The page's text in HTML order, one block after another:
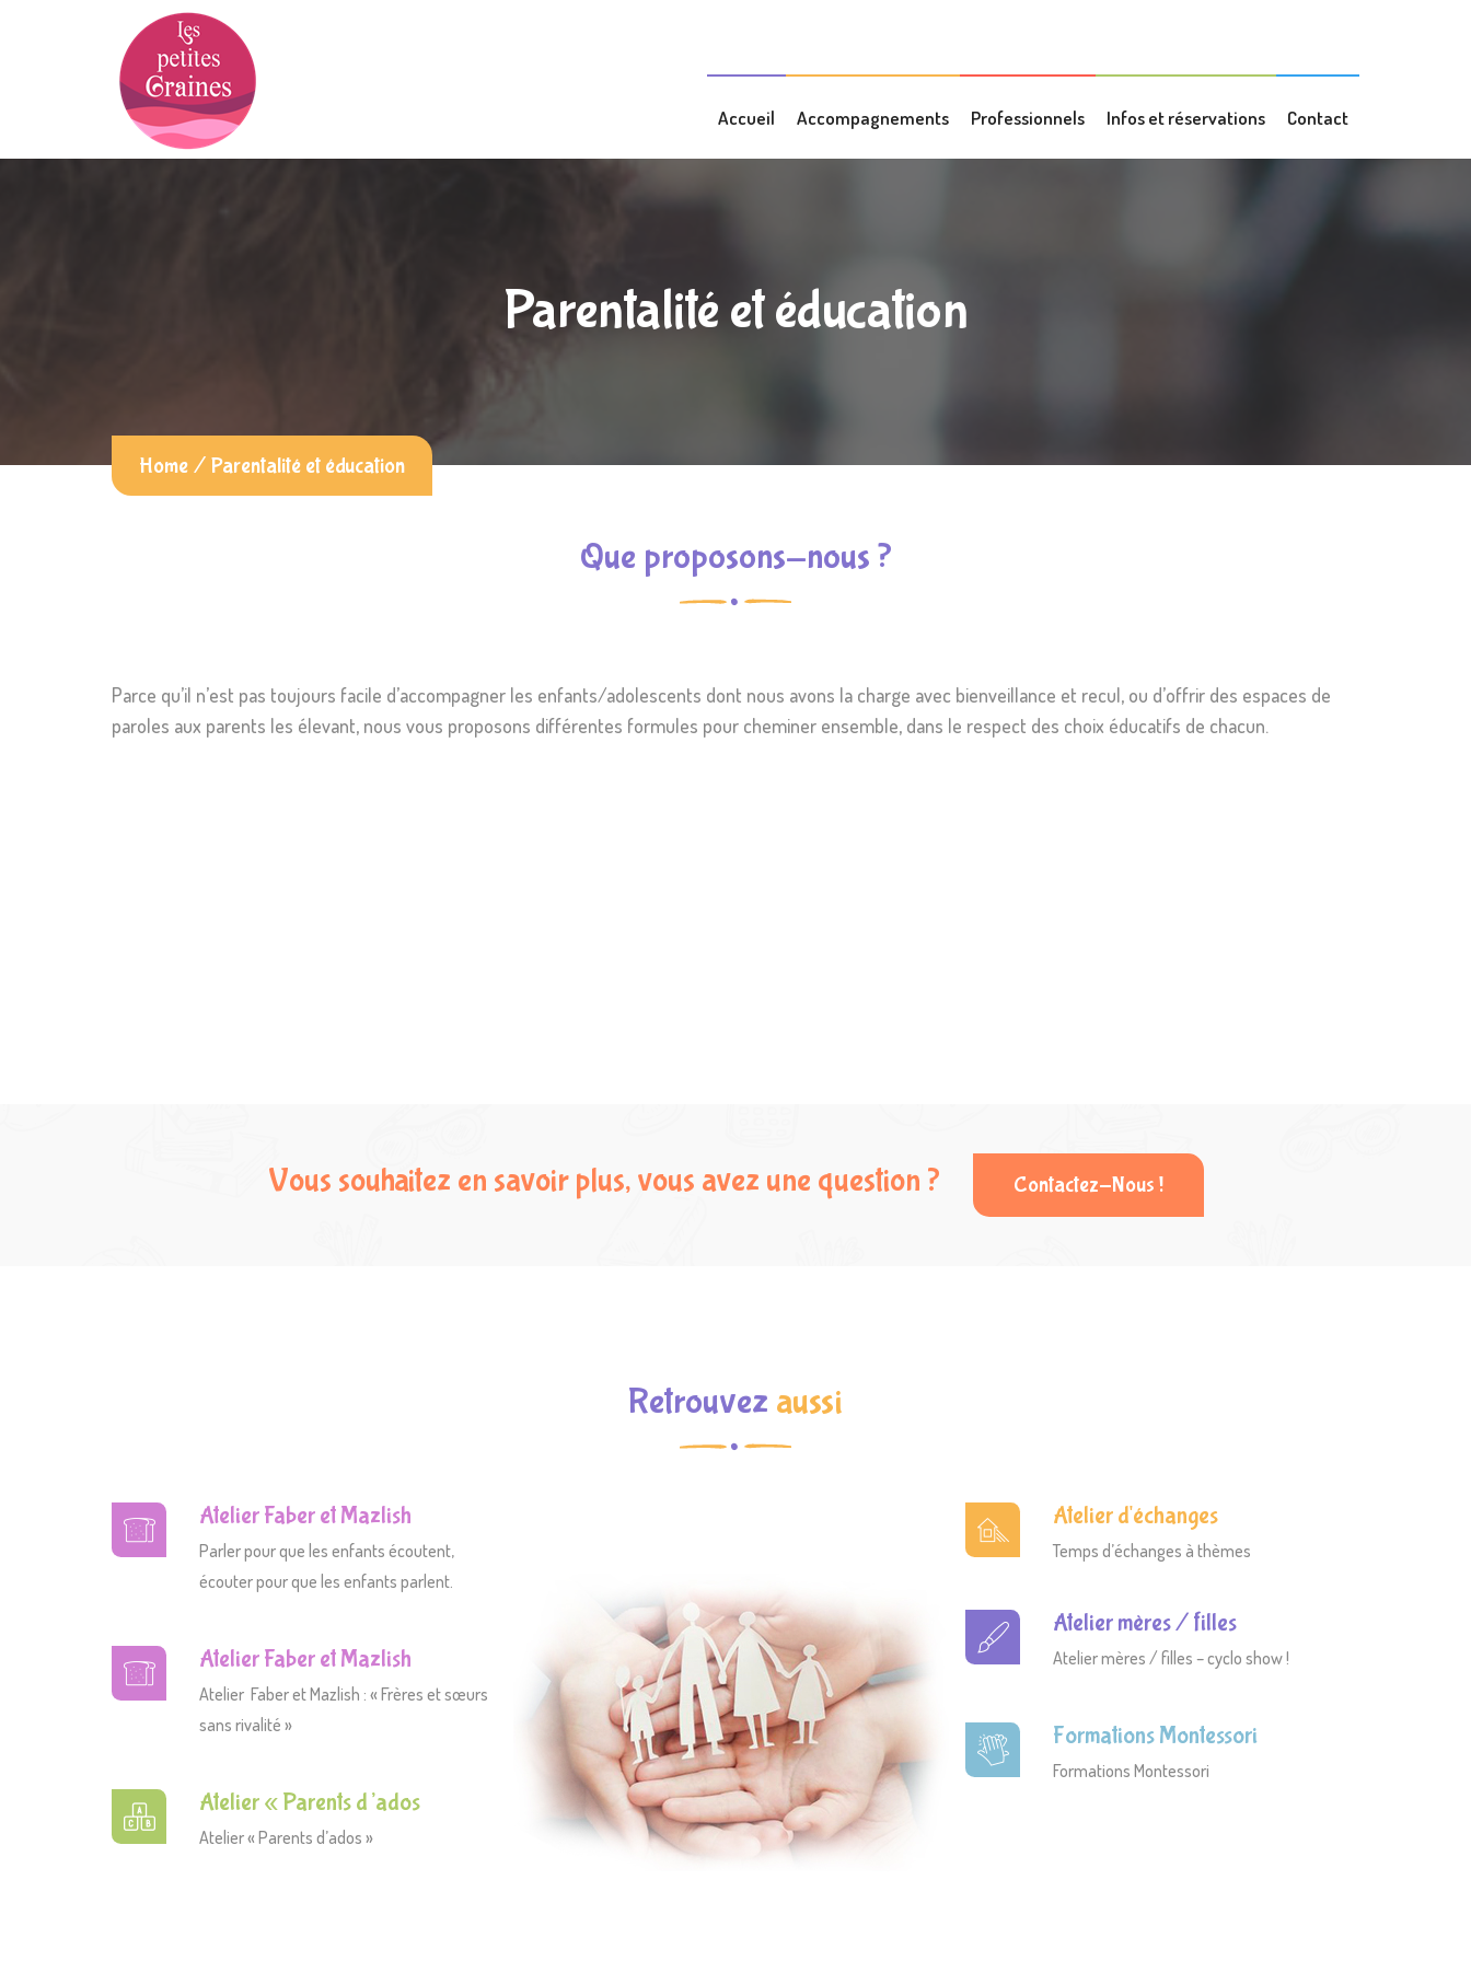
Accueil Accompagnements Professionnels Infos et réservations Contact
Parentalité et éducation
Home / Parentalité et éducation
Que proposons-nous ?
Parce qu’il n’est pas toujours facile d’accompagner les enfants/adolescents dont nous avons la charge avec bienveillance et recul, ou d’offrir des espaces de
paroles aux parents les élevant, nous vous proposons différentes formules pour cheminer ensemble, dans le respect des choix éducatifs de chacun.
Vous souhaitez en savoir plus, vous avez une question ? Contactez-Nous !
Retrouvez aussi
Atelier Faber et Mazlish
Parler pour que les enfants écoutent,
écouter pour que les enfants parlent.
Atelier Faber et Mazlish
Atelier Faber et Mazlish : « Frères et sœurs
sans rivalité »
Atelier « Parents d’ados
Atelier « Parents d’ados »
Atelier d'échanges
Temps d’échanges à thèmes
Atelier mères / filles
Atelier mères / filles – cyclo show !
Formations Montessori
Formations Montessori